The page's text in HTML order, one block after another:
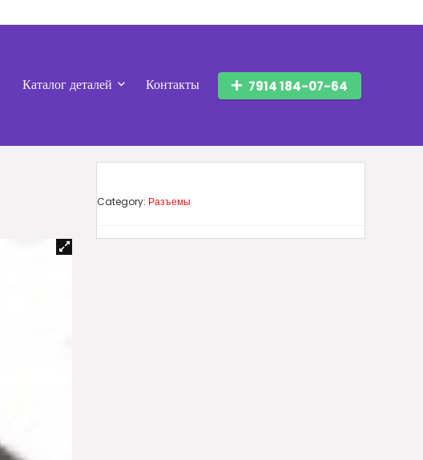
Каталог деталей Контакты 7914 184-07-64
Category: Разъемы